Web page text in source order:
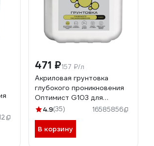
471 ₽157 ₽/л
Акриловая грунтовка
глубокого проникновения
Оптимист G103 для
наружных и внутренних
4.9(35) 16585856
В корзину